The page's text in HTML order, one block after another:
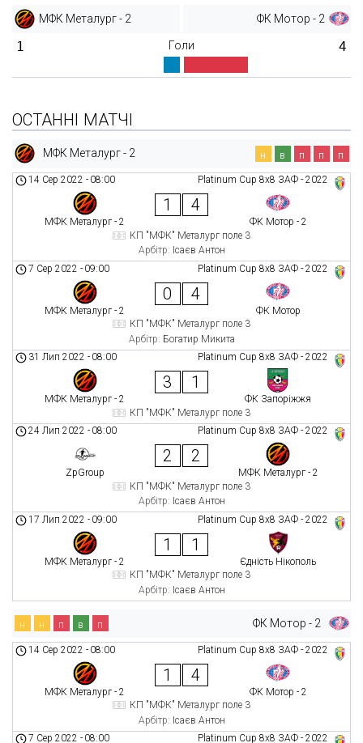
МФК Металург - 2 ФК Мотор - 2
1 Голи 4
ОСТАННІ МАТЧІ
МФК Металург - 2 н в п п п
Platinum Cup 8х8 ЗАФ - 2022
14 Сер 2022 - 08:00
МФК Металург - 2
1 4
ФК Мотор - 2
КП "МФК" Металург поле 3
Арбітр: Ісаєв Антон
Platinum Cup 8х8 ЗАФ - 2022
7 Сер 2022 - 09:00
МФК Металург - 2
0 4
ФК Мотор
КП "МФК" Металург поле 3
Арбітр: Богатир Микита
Platinum Cup 8х8 ЗАФ - 2022
31 Лип 2022 - 08:00
МФК Металург - 2
3 1
ФК Запоріжжя
КП "МФК" Металург поле 3
Platinum Cup 8х8 ЗАФ - 2022
24 Лип 2022 - 08:00
ZpGroup
2 2
МФК Металург - 2
КП "МФК" Металург поле 3
Арбітр: Ісаєв Антон
Platinum Cup 8х8 ЗАФ - 2022
17 Лип 2022 - 09:00
МФК Металург - 2
1 1
Єдність Нікополь
КП "МФК" Металург поле 3
Арбітр: Ісаєв Антон
ФК Мотор - 2
н н п в п
Platinum Cup 8х8 ЗАФ - 2022
14 Сер 2022 - 08:00
МФК Металург - 2
1 4
ФК Мотор - 2
КП "МФК" Металург поле 3
Арбітр: Ісаєв Антон
Platinum Cup 8х8 ЗАФ - 2022
7 Сер 2022 - 08:00